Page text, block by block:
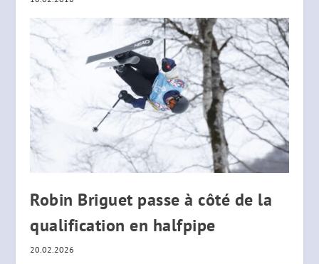
Robin Briguet passe à côté de la
qualification en halfpipe
20.02.2026